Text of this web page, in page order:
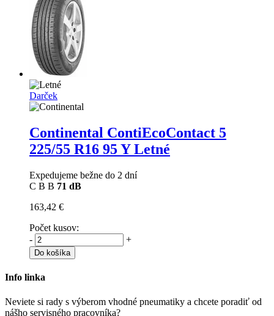
Darček
Continental ContiEcoContact 5
225/55 R16 95 Y Letné
Expedujeme bežne do 2 dní
C B B 71 dB
163,42 €
Počet kusov:
-
+
Do košíka
Info linka
Neviete si rady s výberom vhodné pneumatiky a chcete poradiť od
nášho servisného pracovníka?